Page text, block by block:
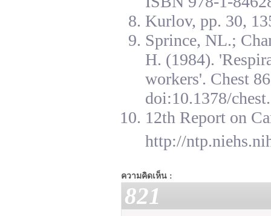
Kurlov, pp. 30,
Sprince, NL.;
H. (1984).
workers'. Chest
doi:10.1378/
12th Report on
http://
ความคิดเห็น :
821